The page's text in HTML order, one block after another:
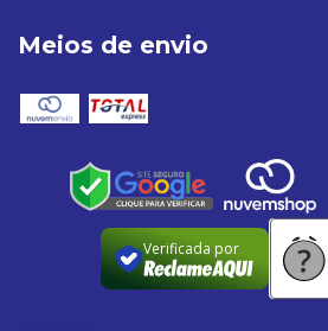
Meios de envio
Verificada por